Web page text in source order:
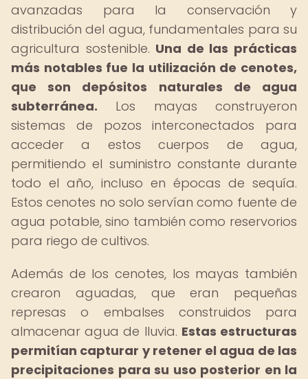
avanzadas para la conservación y
distribución del agua, fundamentales para su
agricultura sostenible. Una de las prácticas
más notables fue la utilización de cenotes,
que son depósitos naturales de agua
subterránea. Los mayas construyeron
sistemas de pozos interconectados para
acceder a estos cuerpos de agua,
permitiendo el suministro constante durante
todo el año, incluso en épocas de sequía.
Estos cenotes no solo servían como fuente de
agua potable, sino también como reservorios
para riego de cultivos.
Además de los cenotes, los mayas también
crearon aguadas, que eran pequeñas
represas o embalses construidos para
almacenar agua de lluvia. Estas estructuras
permitían capturar y retener el agua de las
precipitaciones para su uso posterior en la